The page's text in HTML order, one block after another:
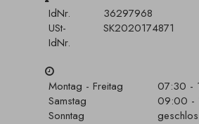
IdNr.
36297968
USt-
IdNr.
SK2020174871
Montag - Freitag
07:30 -
Samstag
09:00 -
Sonntag